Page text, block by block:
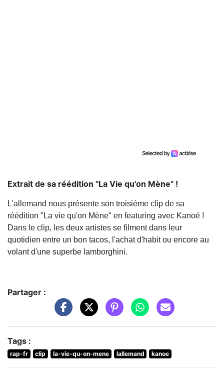
Extrait de sa réédition "La Vie qu'on Mène" !
L'allemand nous présente son troisième clip de sa
réédition "La vie qu'on Mène" en featuring avec Kanoé !
Dans le clip, les deux artistes se filment dans leur
quotidien entre un bon tacos, l'achat d'habit ou encore au
volant d'une superbe lamborghini.
Partager :
Tags :
rap-fr clip la-vie-qu-on-mene lallemand kanoe